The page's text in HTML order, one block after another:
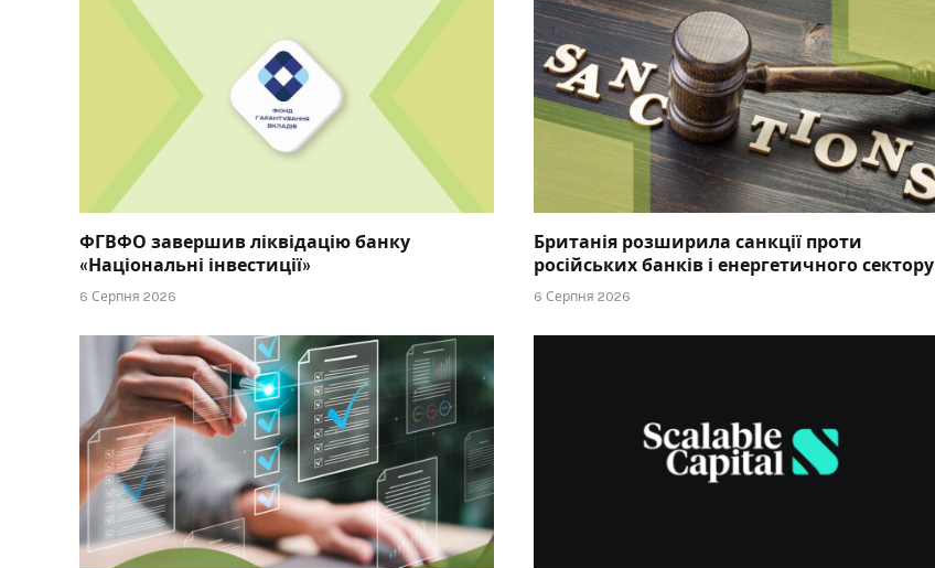
ФГВФО завершив ліквідацію банку
«Національні інвестиції»
6 Серпня 2026
Британія розширила санкції проти
російських банків і енергетичного сектору
6 Серпня 2026